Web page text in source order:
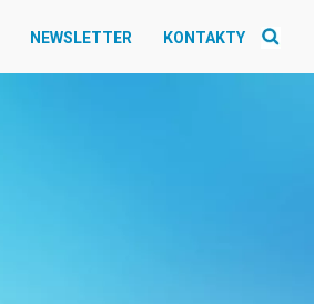
NEWSLETTER KONTAKTY